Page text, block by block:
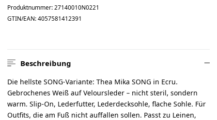
Produktnummer:27140010N0221
GTIN/EAN:4057581412391
Beschreibung
Die hellste SONG-Variante: Thea Mika SONG in Ecru.
Gebrochenes Weiß auf Veloursleder – nicht steril, sondern
warm. Slip-On, Lederfutter, Lederdecksohle, flache Sohle. Für
Outfits, die am Fuß nicht auffallen sollen. Passt zu Leinen,